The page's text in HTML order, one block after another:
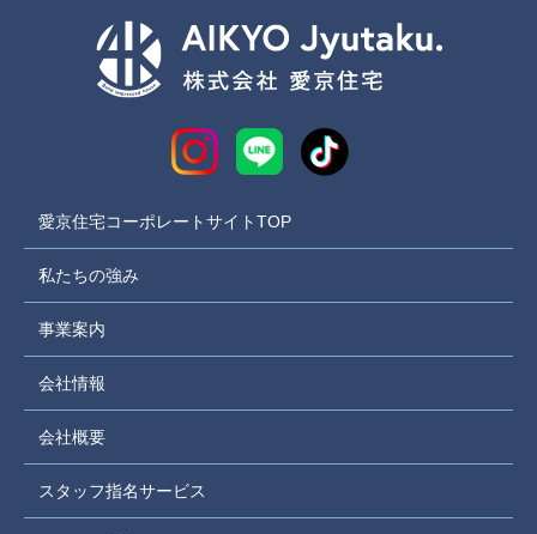
愛京住宅コーポレートサイトTOP
私たちの強み
事業案内
会社情報
会社概要
スタッフ指名サービス